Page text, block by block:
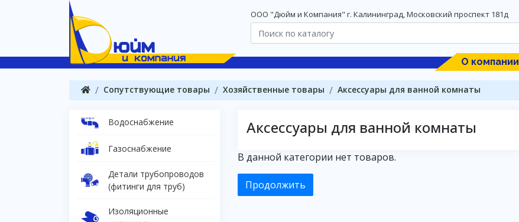
OOO "Дюйм и Компания" г. Калининград, Московский проспект 181д
О компании
Сопутствующие товары Хозяйственные товары Аксессуары для ванной комнаты
Водоснабжение
Газоснабжение
Детали трубопроводов
(фитинги для труб)
Изоляционные
Аксессуары для ванной комнаты
В данной категории нет товаров.
Продолжить